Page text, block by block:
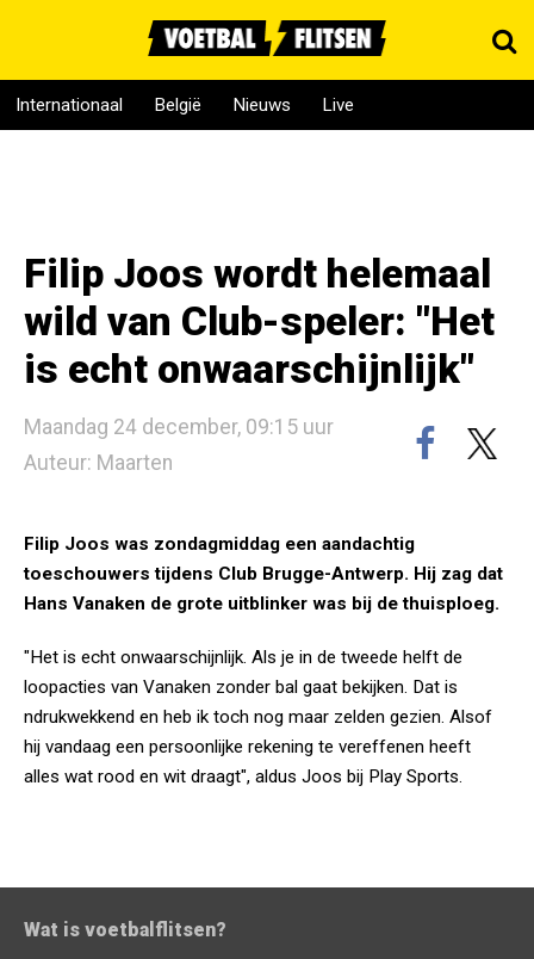
Internationaal België Nieuws Live
Filip Joos wordt helemaal
wild van Club-speler: "Het
is echt onwaarschijnlijk"
Maandag 24 december, 09:15 uur
Auteur: Maarten
Filip Joos was zondagmiddag een aandachtig
toeschouwers tijdens Club Brugge-Antwerp. Hij zag dat
Hans Vanaken de grote uitblinker was bij de thuisploeg.
"Het is echt onwaarschijnlijk. Als je in de tweede helft de
loopacties van Vanaken zonder bal gaat bekijken. Dat is
ndrukwekkend en heb ik toch nog maar zelden gezien. Alsof
hij vandaag een persoonlijke rekening te vereffenen heeft
alles wat rood en wit draagt", aldus Joos bij Play Sports.
Wat is voetbalflitsen?